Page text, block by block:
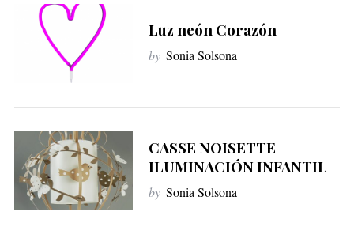
Luz neón Corazón
by Sonia Solsona
CASSE NOISETTE
ILUMINACIÓN INFANTIL
by Sonia Solsona